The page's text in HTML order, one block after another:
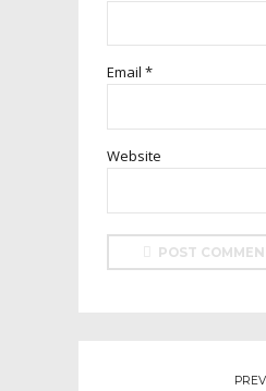
Email *
Website
POST